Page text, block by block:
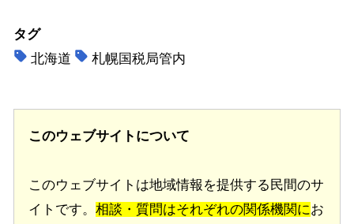
タグ
北海道
札幌国税局管内
このウェブサイトについて
このウェブサイトは地域情報を提供する民間のサ
イトです。 相談・質問はそれぞれの関係機関にお